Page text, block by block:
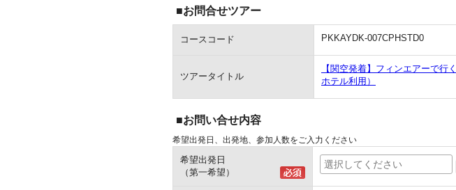
■お問合せツアー
コースコード PKKAYDK-007CPHSTD0
ツアータイトル
【関空発着】フィンエアーで
ホテル利用）
■お問い合せ内容
希望出発日、出発地、参加人数をご入力ください
希望出発日
（第一希望）